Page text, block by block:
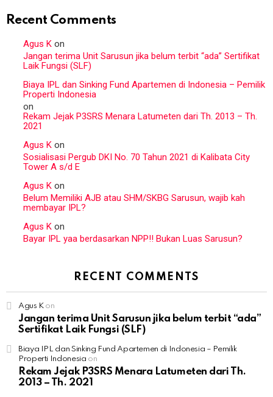
Recent Comments
Agus K on
Jangan terima Unit Sarusun jika belum terbit “ada” Sertifikat
Laik Fungsi (SLF)
Biaya IPL dan Sinking Fund Apartemen di Indonesia – Pemilik
Properti Indonesia
on
Rekam Jejak P3SRS Menara Latumeten dari Th. 2013 – Th.
2021
Agus K on
Sosialisasi Pergub DKI No. 70 Tahun 2021 di Kalibata City
Tower A s/d E
Agus K on
Belum Memiliki AJB atau SHM/SKBG Sarusun, wajib kah
membayar IPL?
Agus K on
Bayar IPL yaa berdasarkan NPP!! Bukan Luas Sarusun?
RECENT COMMENTS
Agus Kon
Jangan terima Unit Sarusun jika belum terbit “ada”
Sertifikat Laik Fungsi (SLF)
Biaya IPL dan Sinking Fund Apartemen di Indonesia – Pemilik
Properti Indonesia on
Rekam Jejak P3SRS Menara Latumeten dari Th.
2013 – Th. 2021